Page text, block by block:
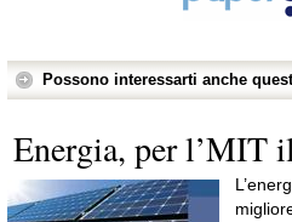
Possono interessarti anche
Energia, per l’MIT